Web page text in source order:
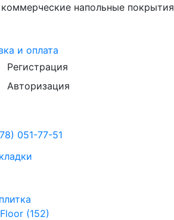
напольные покрытия
и оплата
Регистрация
Авторизация
051-77-51
(152)